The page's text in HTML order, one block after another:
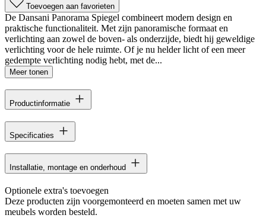
Toevoegen aan favorieten
De Dansani Panorama Spiegel combineert modern design en
praktische functionaliteit. Met zijn panoramische formaat en
verlichting aan zowel de boven- als onderzijde, biedt hij geweldige
verlichting voor de hele ruimte. Of je nu helder licht of een meer
gedempte verlichting nodig hebt, met de...
Meer tonen
Productinformatie
Specificaties
Installatie, montage en onderhoud
Optionele extra's toevoegen
Deze producten zijn voorgemonteerd en moeten samen met uw
meubels worden besteld.